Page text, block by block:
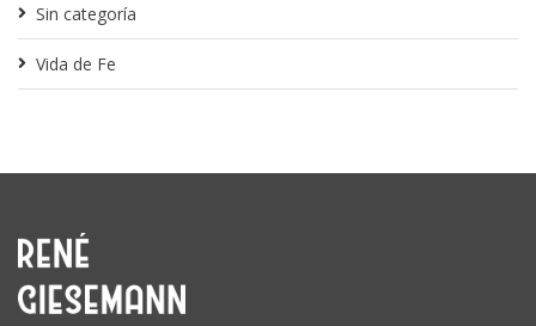
Sin categoría
Vida de Fe